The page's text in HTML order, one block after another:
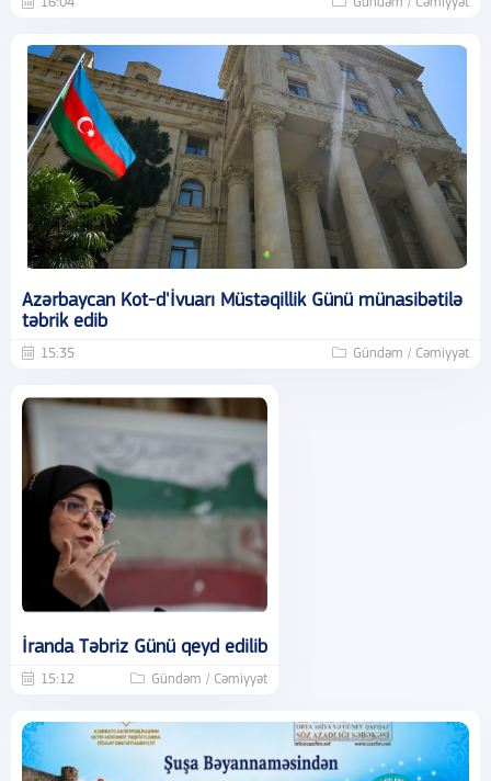
16:04 Gündəm / Cəmiyyət
Azərbaycan Kot-d'İvuarı Müstəqillik Günü münasibətilə
təbrik edib
15:35 Gündəm / Cəmiyyət
İranda Təbriz Günü qeyd edilib
15:12 Gündəm / Cəmiyyət